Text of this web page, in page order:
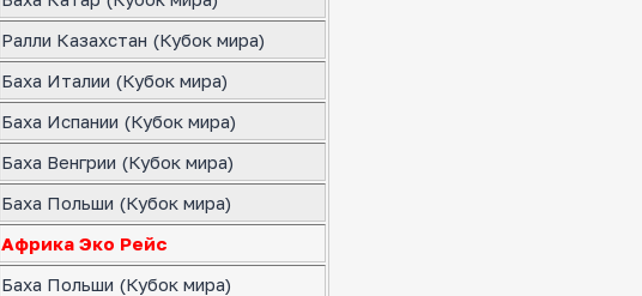
Ралли Казахстан (Кубок мира)
Баха Италии (Кубок мира)
Баха Испании (Кубок мира)
Баха Венгрии (Кубок мира)
Баха Польши (Кубок мира)
Африка Эко Рейс
Баха Польши (Кубок мира)